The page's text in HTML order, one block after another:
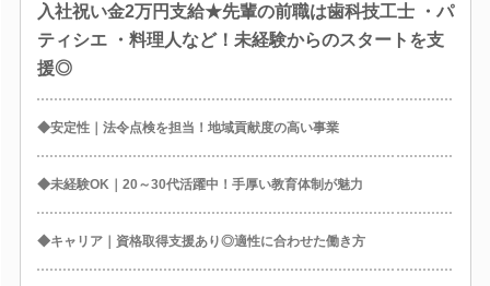
入社祝い金2万円支給★先輩の前職は歯科技工士 ・パ
ティシエ ・料理人など！未経験からのスタートを支
援◎
◆安定性｜法令点検を担当！地域貢献度の高い事業
◆未経験OK｜20～30代活躍中！手厚い教育体制が魅力
◆キャリア｜資格取得支援あり◎適性に合わせた働き方